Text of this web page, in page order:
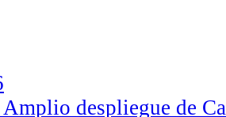
Amplio despliegue de